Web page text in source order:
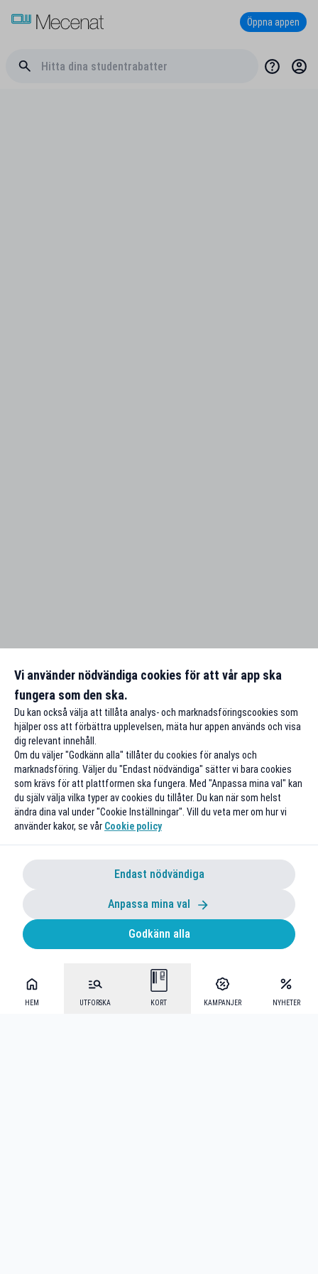
HEM UTFORSKA KORT KAMPANJER NYHETER
Öppna appen
Vi använder nödvändiga cookies för att vår app ska
fungera som den ska.
Du kan också välja att tillåta analys- och marknadsföringscookies som
hjälper oss att förbättra upplevelsen, mäta hur appen används och visa
dig relevant innehåll.
Om du väljer "Godkänn alla" tillåter du cookies för analys och
marknadsföring. Väljer du "Endast nödvändiga" sätter vi bara cookies
som krävs för att plattformen ska fungera. Med "Anpassa mina val" kan
du själv välja vilka typer av cookies du tillåter. Du kan när som helst
ändra dina val under "Cookie Inställningar". Vill du veta mer om hur vi
använder kakor, se vår Cookie policy
Endast nödvändiga
Anpassa mina val
Godkänn alla